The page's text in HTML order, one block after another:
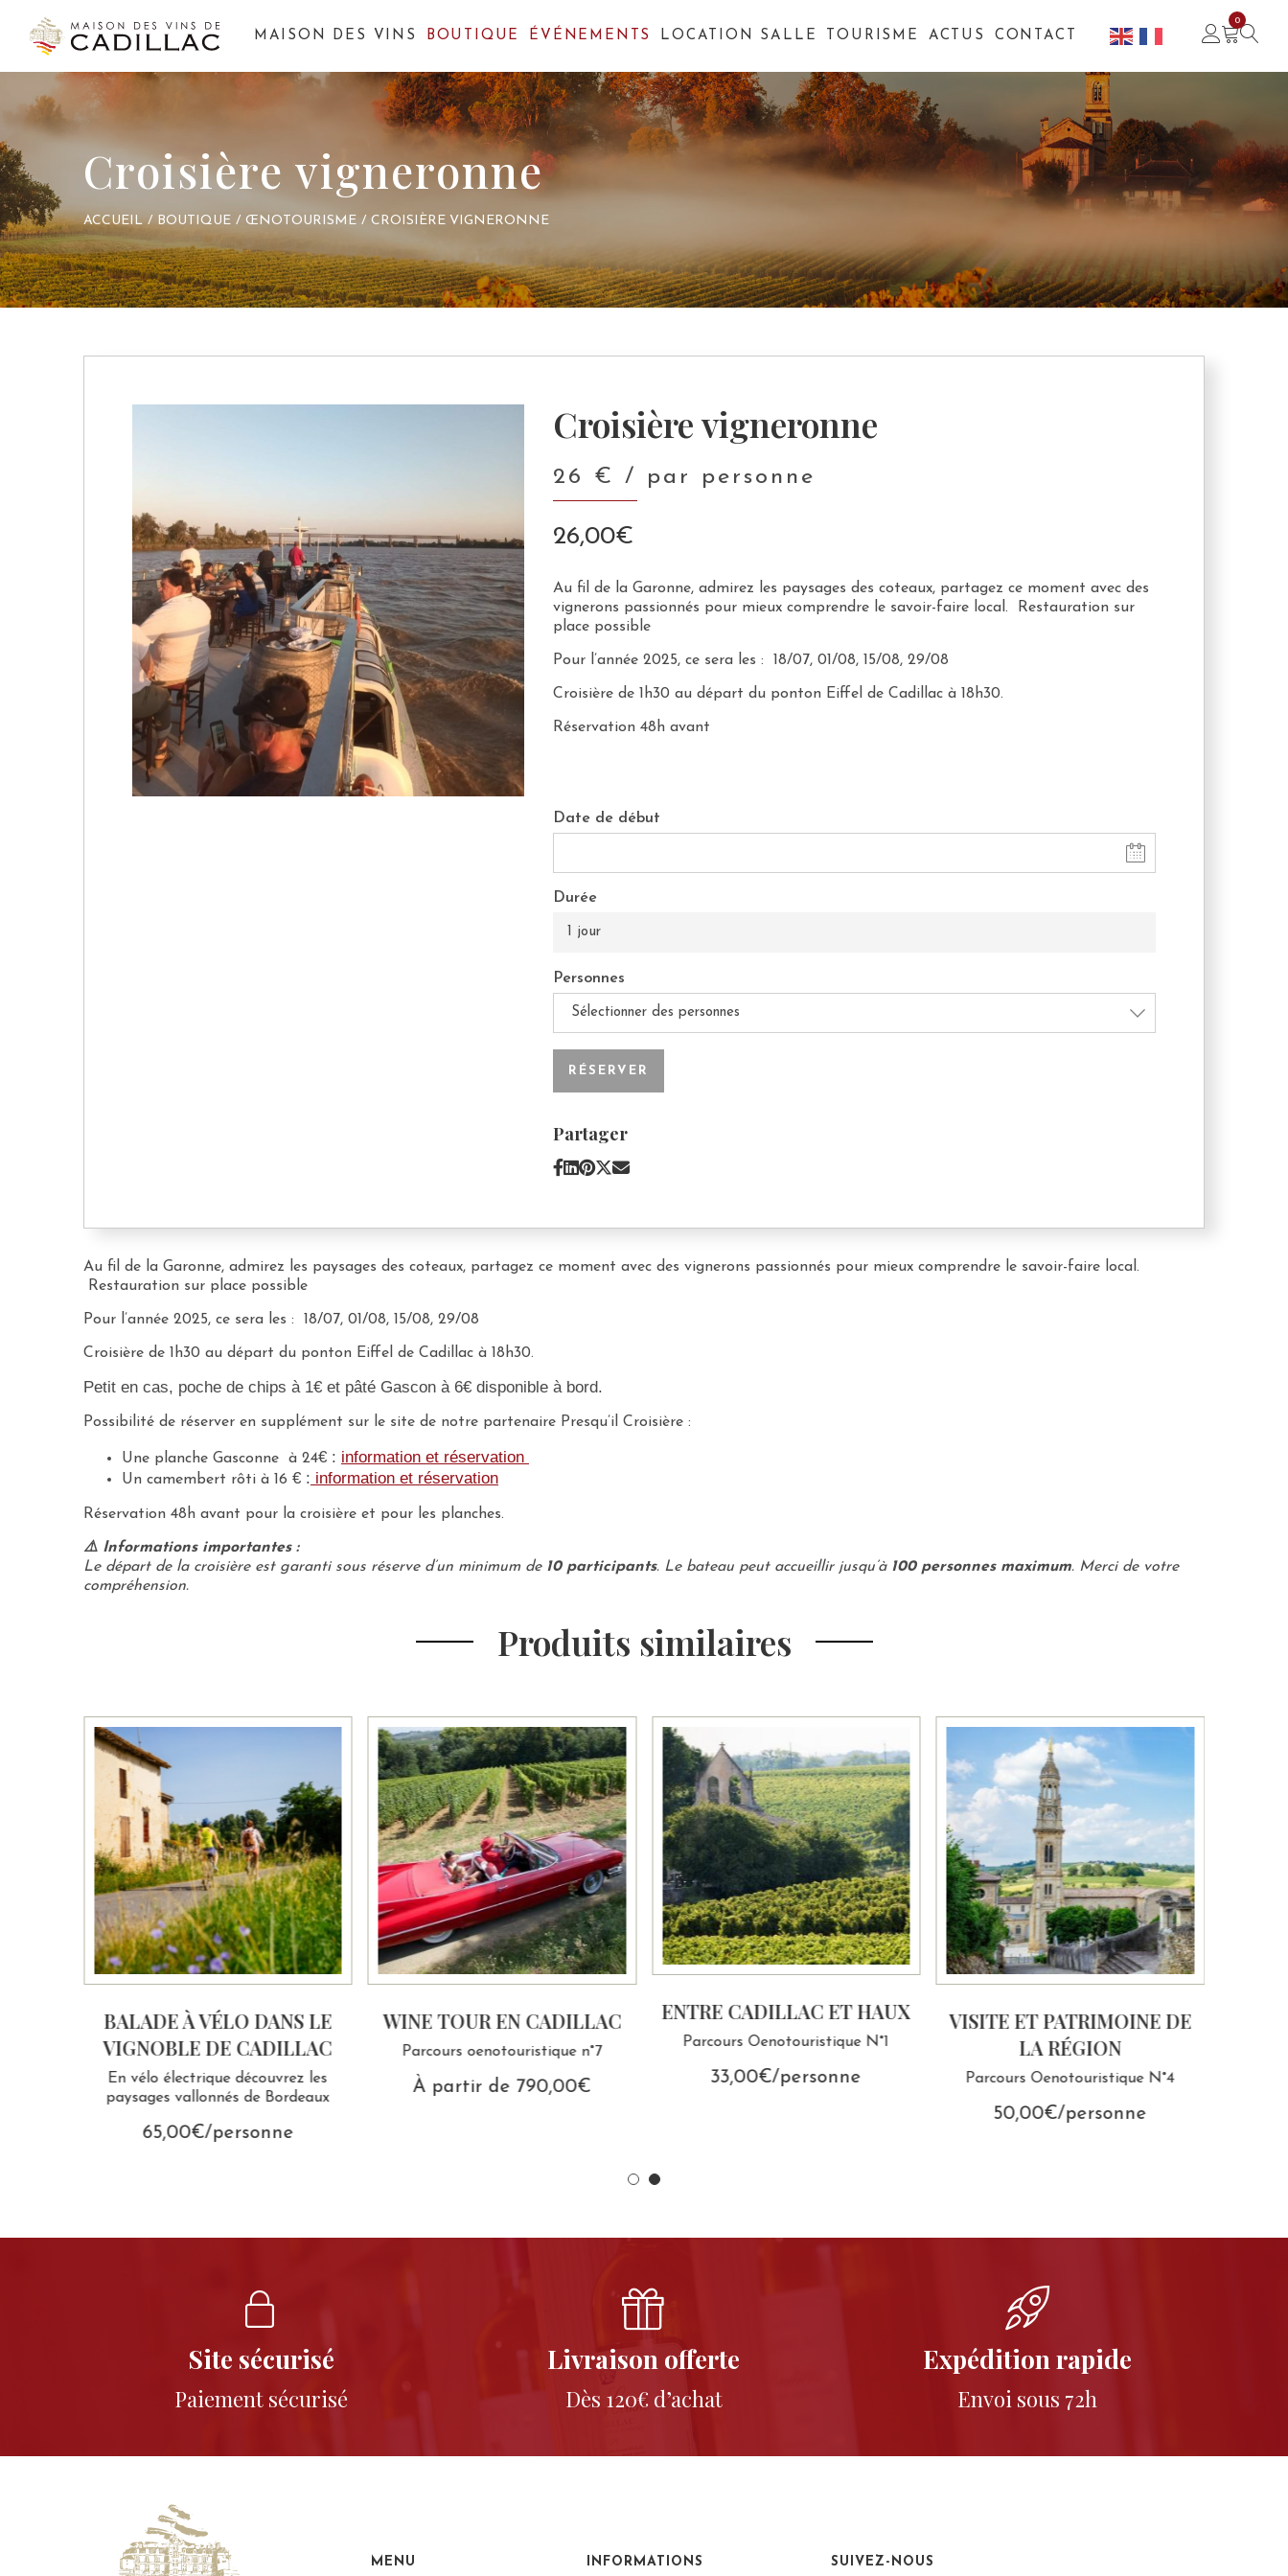
MAISON DES VINS BOUTIQUE ÉVÉNEMENTS LOCATION SALLE TOURISME ACTUS CONTACT
0
Croisière vigneronne
ACCUEIL / BOUTIQUE / ŒNOTOURISME / CROISIÈRE VIGNERONNE
Croisière vigneronne
26 € / par personne
26,00€
Au fil de la Garonne, admirez les paysages des coteaux, partagez ce moment avec des
vignerons passionnés pour mieux comprendre le savoir-faire local. Restauration sur
place possible
Pour l’année 2025, ce sera les : 18/07, 01/08, 15/08, 29/08
Croisière de 1h30 au départ du ponton Eiffel de Cadillac à 18h30.
Réservation 48h avant
Date de début
Durée
1 jour
Personnes
Sélectionner des personnes
RÉSERVER
Partager
Au fil de la Garonne, admirez les paysages des coteaux, partagez ce moment avec des vignerons passionnés pour mieux comprendre le savoir-faire local.
Restauration sur place possible
Pour l’année 2025, ce sera les : 18/07, 01/08, 15/08, 29/08
Croisière de 1h30 au départ du ponton Eiffel de Cadillac à 18h30.
Petit en cas, poche de chips à 1€ et pâté Gascon à 6€ disponible à bord.
Possibilité de réserver en supplément sur le site de notre partenaire Presqu’il Croisière :
Une planche Gasconne à 24€ : information et réservation
Un camembert rôti à 16 € : information et réservation
Réservation 48h avant pour la croisière et pour les planches.
⚠️ Informations importantes :
Le départ de la croisière est garanti sous réserve d’un minimum de 10 participants. Le bateau peut accueillir jusqu’à 100 personnes maximum. Merci de votre
compréhension.
Produits similaires
BALADE À VÉLO DANS LE
VIGNOBLE DE CADILLAC
En vélo électrique découvrez les
paysages vallonnés de Bordeaux
65,00€/personne
WINE TOUR EN CADILLAC
Parcours oenotouristique n°7
À partir de 790,00€
ENTRE CADILLAC ET HAUX
Parcours Oenotouristique N°1
33,00€/personne
VISITE ET PATRIMOINE DE
LA RÉGION
Parcours Oenotouristique N°4
50,00€/personne
Site sécurisé
Paiement sécurisé
Livraison offerte
Dès 120€ d’achat
Expédition rapide
Envoi sous 72h
MENU INFORMATIONS SUIVEZ-NOUS